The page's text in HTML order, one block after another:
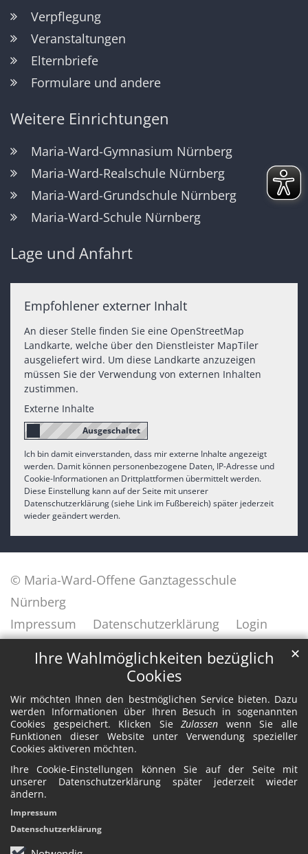
Ihre Wahlmöglichkeiten bezüglich
Cookies
Wir möchten Ihnen den bestmöglichen Service bieten. Dazu
werden Informationen über Ihren Besuch in sogenannten
Cookies gespeichert. Klicken SieZulassen wenn Sie alle
Funktionen dieser Website unter Verwendung spezieller
Cookies aktiveren möchten.
Ihre Cookie-Einstellungen können Sie auf der Seite mit
unserer Datenschutzerklärung später jederzeit wieder
ändern.
✕
Impressum
Datenschutzerklärung
Verpflegung
Veranstaltungen
Elternbriefe
Formulare und andere
Weitere Einrichtungen
Maria-Ward-Gymnasium Nürnberg
Maria-Ward-Realschule Nürnberg
Maria-Ward-Grundschule Nürnberg
Maria-Ward-Schule Nürnberg
Lage und Anfahrt
Empfohlener externer Inhalt
An dieser Stelle finden Sie eine OpenStreetMap
Landkarte, welche über den Dienstleister MapTiler
ausgeliefert wird. Um diese Landkarte anzuzeigen
müssen Sie der Verwendung von externen Inhalten
zustimmen.
Externe Inhalte
Ich bin damit einverstanden, dass mir externe Inhalte angezeigt
werden. Damit können personenbezogene Daten, IP-Adresse und
Cookie-Informationen an Drittplattformen übermittelt werden.
Diese Einstellung kann auf der Seite mit unserer
Datenschutzerklärung (siehe Link im Fußbereich) später jederzeit
wieder geändert werden.
© Maria-Ward-Offene Ganztagesschule
Nürnberg
Impressum
Datenschutzerklärung Login